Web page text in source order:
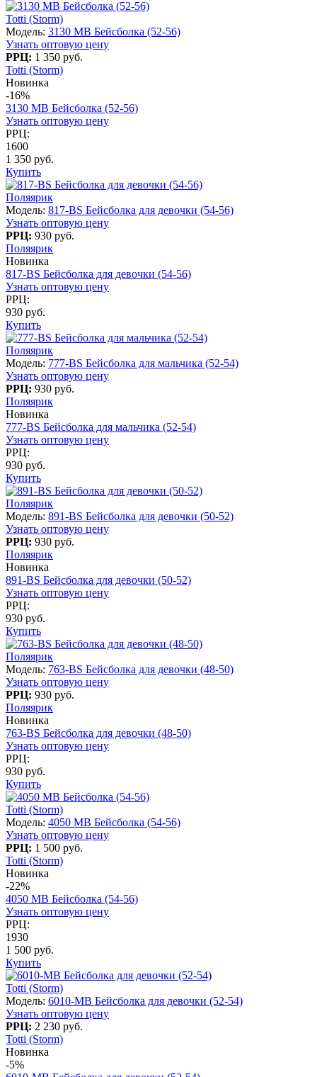
Totti (Storm)
Модель: 3130 МB Бейсболка (52-56)
Узнать оптовую цену
РРЦ: 1 350 руб.
Totti (Storm)
Новинка
-16%
3130 МB Бейсболка (52-56)
Узнать оптовую цену
РРЦ:
1600
1 350 руб.
Купить
Поляярик
Модель: 817-BS Бейсболка для девочки (54-56)
Узнать оптовую цену
РРЦ: 930 руб.
Поляярик
Новинка
817-BS Бейсболка для девочки (54-56)
Узнать оптовую цену
РРЦ:
930 руб.
Купить
Поляярик
Модель: 777-BS Бейсболка для мальчика (52-54)
Узнать оптовую цену
РРЦ: 930 руб.
Поляярик
Новинка
777-BS Бейсболка для мальчика (52-54)
Узнать оптовую цену
РРЦ:
930 руб.
Купить
Поляярик
Модель: 891-BS Бейсболка для девочки (50-52)
Узнать оптовую цену
РРЦ: 930 руб.
Поляярик
Новинка
891-BS Бейсболка для девочки (50-52)
Узнать оптовую цену
РРЦ:
930 руб.
Купить
Поляярик
Модель: 763-BS Бейсболка для девочки (48-50)
Узнать оптовую цену
РРЦ: 930 руб.
Поляярик
Новинка
763-BS Бейсболка для девочки (48-50)
Узнать оптовую цену
РРЦ:
930 руб.
Купить
Totti (Storm)
Модель: 4050 МВ Бейсболка (54-56)
Узнать оптовую цену
РРЦ: 1 500 руб.
Totti (Storm)
Новинка
-22%
4050 МВ Бейсболка (54-56)
Узнать оптовую цену
РРЦ:
1930
1 500 руб.
Купить
Totti (Storm)
Модель: 6010-МB Бейсболка для девочки (52-54)
Узнать оптовую цену
РРЦ: 2 230 руб.
Totti (Storm)
Новинка
-5%